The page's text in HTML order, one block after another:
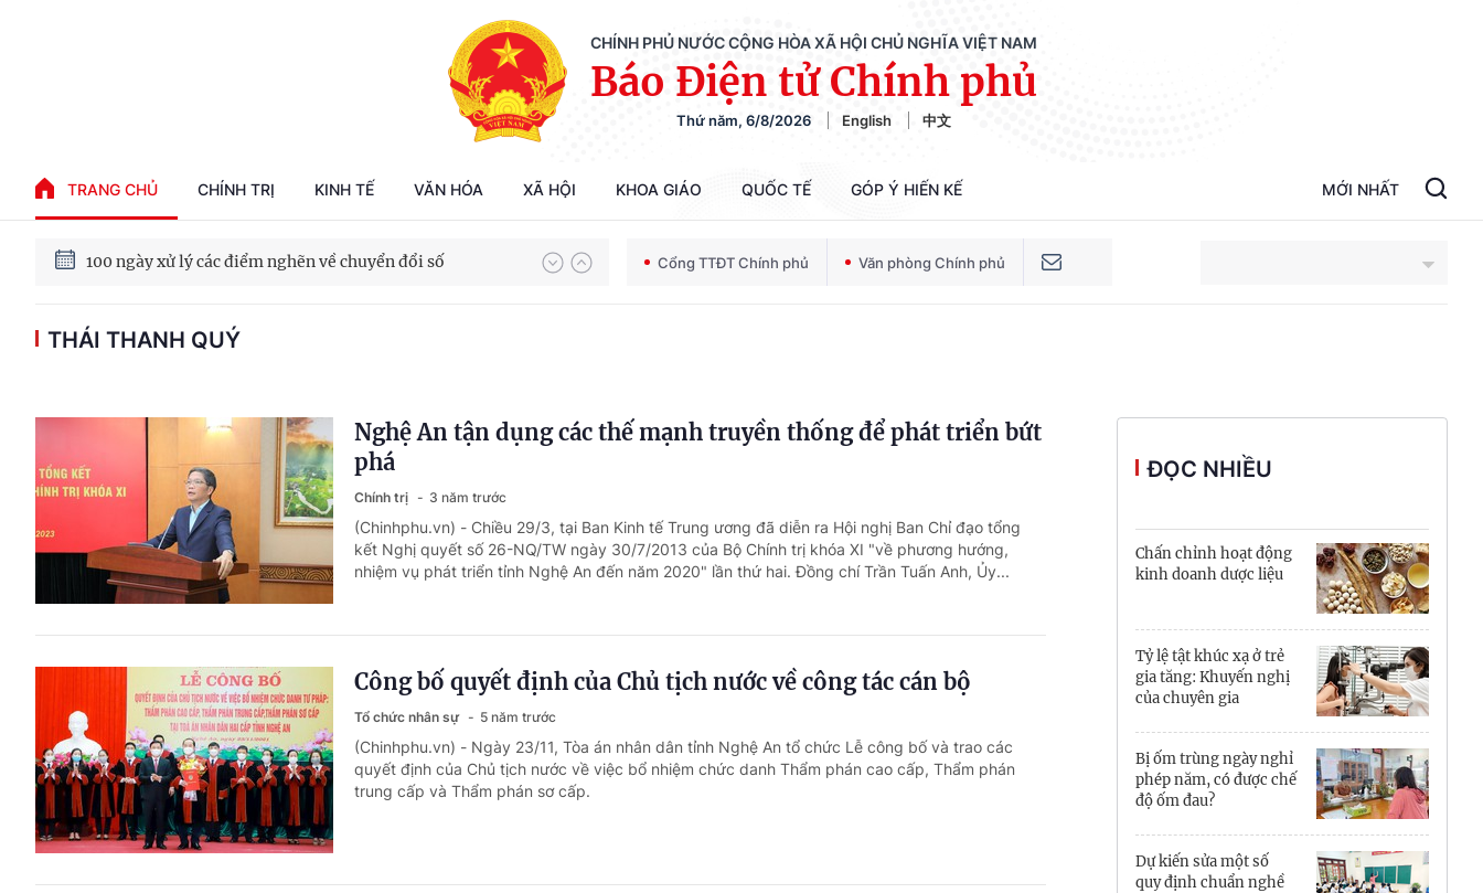
CHÍNH PHỦ NƯỚC CỘNG HÒA XÃ HỘI CHỦ NGHĨA VIỆT NAM
Báo Điện tử Chính phủ
Thứ năm, 6/8/2026 English 中文
TRANG CHỦ CHÍNH TRỊ KINH TẾ VĂN HÓA XÃ HỘI KHOA GIÁO QUỐC TẾ GÓP Ý HIẾN KẾ MỚI NHẤT
100 ngày xử lý các điểm nghẽn về chuyển đổi số
Phát triển kinh tế nhà nước trong kỷ nguyên mới
Cổng TTĐT Chính phủ Văn phòng Chính phủ
Cần Thơ
Đắk Lắk
Đồng Nai
Đồng Tháp
Hà Nội
THÁI THANH QUÝ
Nghệ An tận dụng các thế mạnh truyền thống để phát triển bứt
phá
Chính trị 3 năm trước
(Chinhphu.vn) - Chiều 29/3, tại Ban Kinh tế Trung ương đã diễn ra Hội nghị Ban Chỉ đạo tổng
kết Nghị quyết số 26-NQ/TW ngày 30/7/2013 của Bộ Chính trị khóa XI "về phương hướng,
nhiệm vụ phát triển tỉnh Nghệ An đến năm 2020" lần thứ hai. Đồng chí Trần Tuấn Anh, Ủy...
Công bố quyết định của Chủ tịch nước về công tác cán bộ
Tổ chức nhân sự 5 năm trước
(Chinhphu.vn) - Ngày 23/11, Tòa án nhân dân tỉnh Nghệ An tổ chức Lễ công bố và trao các
quyết định của Chủ tịch nước về việc bổ nhiệm chức danh Thẩm phán cao cấp, Thẩm phán
trung cấp và Thẩm phán sơ cấp.
ĐỌC NHIỀU
Chấn chỉnh hoạt động
kinh doanh dược liệu
Tỷ lệ tật khúc xạ ở trẻ
gia tăng: Khuyến nghị
của chuyên gia
Bị ốm trùng ngày nghỉ
phép năm, có được chế
độ ốm đau?
Dự kiến sửa một số
quy định chuẩn nghề